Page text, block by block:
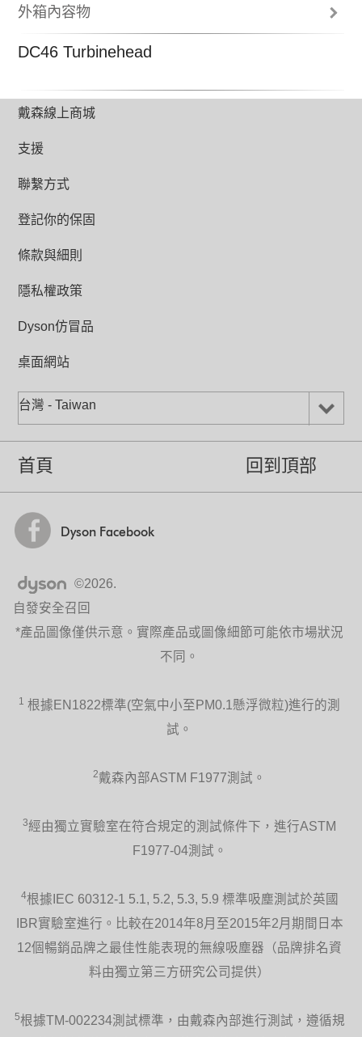
成，氣流流通更順暢，吸塵時的離心力因
米之微塵。
碳纖維氣控毛刷吸頭
氣流通過吸頭側邊的入口帶動毛刷轉動。
微的灰塵。
DC46 搭載戴森Ball™ 球型科技，可以原
隨意轉，機身重量僅約 4 公斤。
一般吸塵器難以拖曳及操控吸塵方向。戴
森 Ball™ 球型設計吸塵器能輕鬆閃避傢俱
及滑順的移動。DC46 搭載 Ball™ 球型科
技，有效降低整體重心、提高穩定性。獨
特中央轉向系統，可輕鬆的原地 360 度旋
轉，隨心所欲做出各種方向的移動。
氣流通過吸頭側邊的入口帶動毛刷轉動。
外箱內容物
保固資訊
DC46 Turbinehead
戴森線上商城
支援
聯繫方式
登記你的保固
條款與細則
隱私權政策
Dyson仿冒品
桌面網站
台灣 - Taiwan
首頁 回到頂部
Dyson Facebook
©2026.
自發安全召回
*產品圖像僅供示意。實際產品或圖像細節可能依市場狀況
不同。
1
根據EN1822標準(空氣中小至PM0.1懸浮微粒)進行的測
試。
2戴森內部ASTM F1977測試。
3經由獨立實驗室在符合規定的測試條件下，進行ASTM
F1977-04測試。
4根據IEC 60312-1 5.1, 5.2, 5.3, 5.9 標準吸塵測試於英國
IBR實驗室進行。比較在2014年8月至2015年2月期間日本
12個暢銷品牌之最佳性能表現的無線吸塵器（品牌排名資
料由獨立第三方研究公司提供）
5根據TM-002234測試標準，由戴森內部進行測試，遵循規